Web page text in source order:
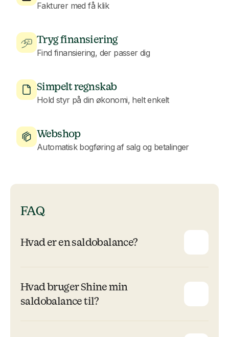
Fakturer med få klik
Tryg finansiering
Find finansiering, der passer dig
Simpelt regnskab
Hold styr på din økonomi, helt enkelt
Webshop
Automatisk bogføring af salg og betalinger
FAQ
Hvad er en saldobalance?
Hvad bruger Shine min
saldobalance til?